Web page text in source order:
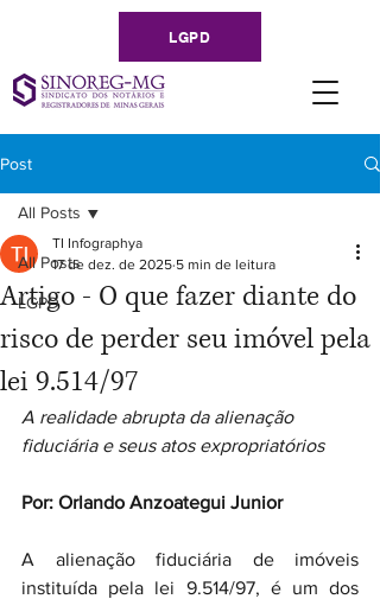
LGPD
Post
All Posts
LGPD
All Posts
Artigo - O que fazer diante do
risco de perder seu imóvel pela
lei 9.514/97
TI Infographya
17 de dez. de 2025 5 min de leitura
A realidade abrupta da alienação
fiduciária e seus atos expropriatórios
Por: Orlando Anzoategui Junior
A alienação fiduciária de imóveis
instituída pela lei 9.514/97, é um dos